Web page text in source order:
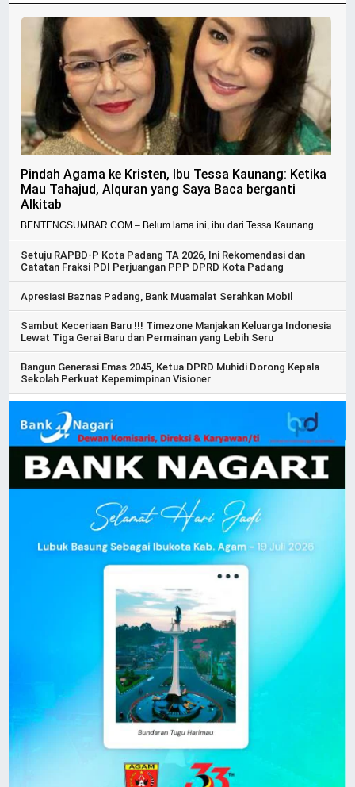
Pindah Agama ke Kristen, Ibu Tessa Kaunang: Ketika
Mau Tahajud, Alquran yang Saya Baca berganti
Alkitab
BENTENGSUMBAR.COM – Belum lama ini, ibu dari Tessa Kaunang...
Setuju RAPBD-P Kota Padang TA 2026, Ini Rekomendasi dan
Catatan Fraksi PDI Perjuangan PPP DPRD Kota Padang
Apresiasi Baznas Padang, Bank Muamalat Serahkan Mobil
Sambut Keceriaan Baru !!! Timezone Manjakan Keluarga Indonesia
Lewat Tiga Gerai Baru dan Permainan yang Lebih Seru
Bangun Generasi Emas 2045, Ketua DPRD Muhidi Dorong Kepala
Sekolah Perkuat Kepemimpinan Visioner